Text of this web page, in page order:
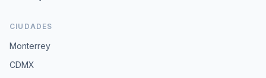
CIUDADES
Monterrey
CDMX